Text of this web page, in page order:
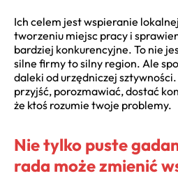
Ich celem jest wspieranie
tworzeniu miejsc pracy i
bardziej konkurencyjne. To nie
silne firmy to silny region. Ale
daleki od urzędniczej
przyjść, porozmawiać, dostać
że ktoś rozumie twoje problemy.
Nie tylko puste
rada może zmienić